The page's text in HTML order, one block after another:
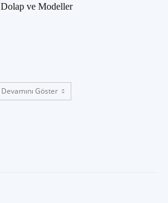
Dolap ve Modeller
Devamını Göster